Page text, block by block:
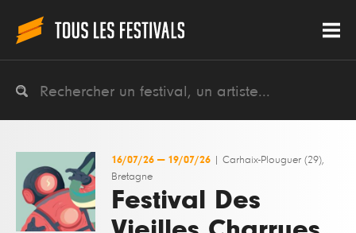
16/07/26 — 19/07/26
Carhaix-Plouguer (29),
Bretagne
Festival Des